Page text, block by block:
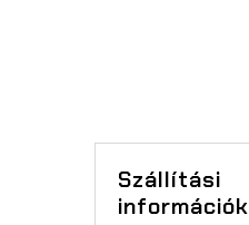
Szállítási
információk